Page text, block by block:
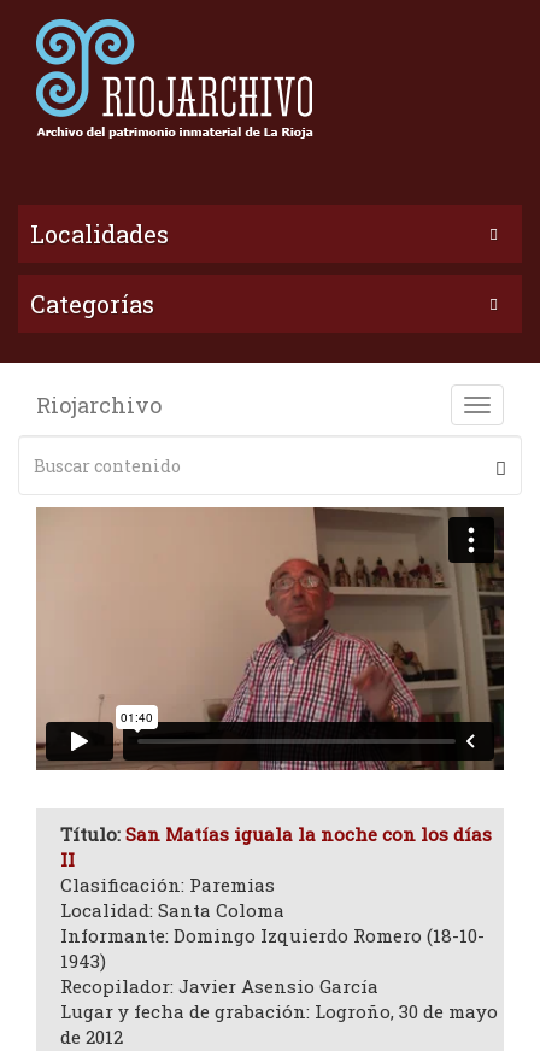
Localidades
Categorías
Toggle
Riojarchivo
Título: San Matías iguala la noche con los días
II
Clasificación: Paremias
Localidad: Santa Coloma
Informante: Domingo Izquierdo Romero (18-10-
1943)
Recopilador: Javier Asensio García
Lugar y fecha de grabación: Logroño, 30 de mayo
de 2012